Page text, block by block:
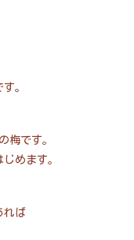
。
梅です。
めます。
れば